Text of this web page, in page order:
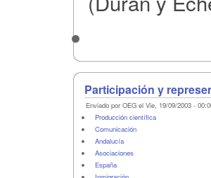
Participación y
Enviado por OEG el Vie, 19/09/2003 -
Producción científica
Comunicación
Andalucía
Asociaciones
España